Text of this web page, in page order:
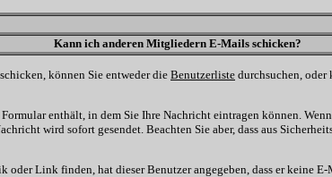
Kann ich anderen Mitgliedern E-Mails schicken?
können Sie entweder die Benutzerliste durchsuchen,
enthält, in dem Sie Ihre Nachricht eintragen können.
wird sofort gesendet. Beachten Sie aber, dass aus
Link finden, hat dieser Benutzer angegeben, dass er keine